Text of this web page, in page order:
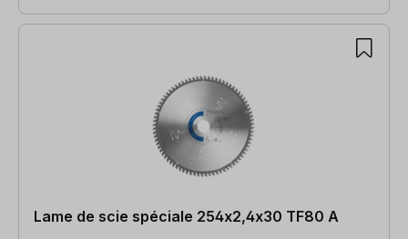
Lame de scie spéciale 254x2,4x30 TF80 A